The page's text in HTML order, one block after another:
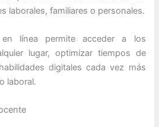
laborales, familiares o personales.
en línea permite acceder a los
lugar, optimizar tiempos de
digitales cada vez más
laboral.